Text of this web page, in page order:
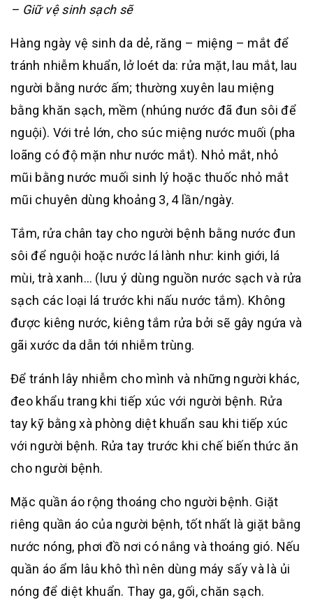
– Giữ vệ sinh sạch sẽ
Hàng ngày vệ sinh da dẻ, răng – miệng – mắt để
tránh nhiễm khuẩn, lở loét da: rửa mặt, lau mắt, lau
người bằng nước ấm; thường xuyên lau miệng
bằng khăn sạch, mềm (nhúng nước đã đun sôi để
nguội). Với trẻ lớn, cho súc miệng nước muối (pha
loãng có độ mặn như nước mắt). Nhỏ mắt, nhỏ
mũi bằng nước muối sinh lý hoặc thuốc nhỏ mắt
mũi chuyên dùng khoảng 3, 4 lần/ngày.
Tắm, rửa chân tay cho người bệnh bằng nước đun
sôi để nguội hoặc nước lá lành như: kinh giới, lá
mùi, trà xanh… (lưu ý dùng nguồn nước sạch và rửa
sạch các loại lá trước khi nấu nước tắm). Không
được kiêng nước, kiêng tắm rửa bởi sẽ gây ngứa và
gãi xước da dẫn tới nhiễm trùng.
Để tránh lây nhiễm cho mình và những người khác,
đeo khẩu trang khi tiếp xúc với người bệnh. Rửa
tay kỹ bằng xà phòng diệt khuẩn sau khi tiếp xúc
với người bệnh. Rửa tay trước khi chế biến thức ăn
cho người bệnh.
Mặc quần áo rộng thoáng cho người bệnh. Giặt
riêng quần áo của người bệnh, tốt nhất là giặt bằng
nước nóng, phơi đồ nơi có nắng và thoáng gió. Nếu
quần áo ẩm lâu khô thì nên dùng máy sấy và là ủi
nóng để diệt khuẩn. Thay ga, gối, chăn sạch.